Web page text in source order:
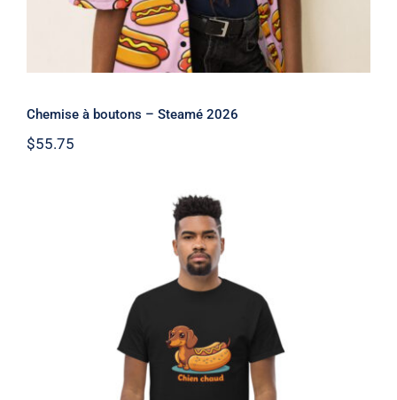
Chemise à boutons – Steamé 2026
$55.75
Chien chaud – Steamé 2026